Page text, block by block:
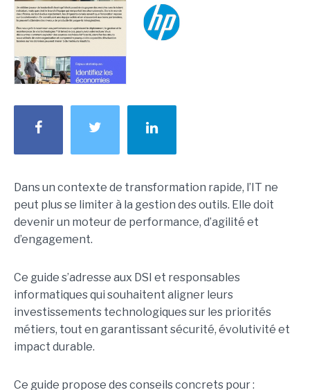
Dans un contexte de transformation rapide, l’IT ne
peut plus se limiter à la gestion des outils. Elle doit
devenir un moteur de performance, d’agilité et
d’engagement.
Ce guide s’adresse aux DSI et responsables
informatiques qui souhaitent aligner leurs
investissements technologiques sur les priorités
métiers, tout en garantissant sécurité, évolutivité et
impact durable.
Ce guide propose des conseils concrets pour :